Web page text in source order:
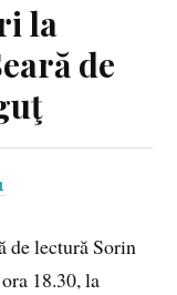
la
de
de lectură Sorin
18.30, la